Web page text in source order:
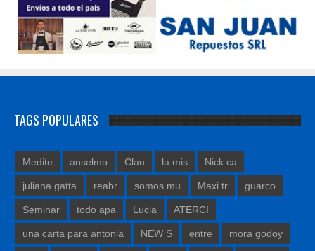
TAGS POPULARES
Medite anselmo Clau la mis Nick ca
juliana gatta reabr somos mu Maxi tr guarco
Seminar todo apa Lucia ATERCI
una carta para antonia NEW S entre mora godoy